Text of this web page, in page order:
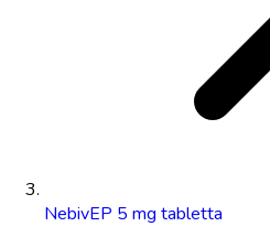
NebivEP 5 mg tabletta